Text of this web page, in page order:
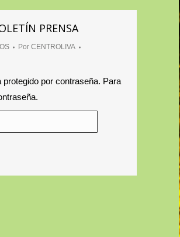
PRENSA
Por CENTROLIVA
protegido por contraseña. Para